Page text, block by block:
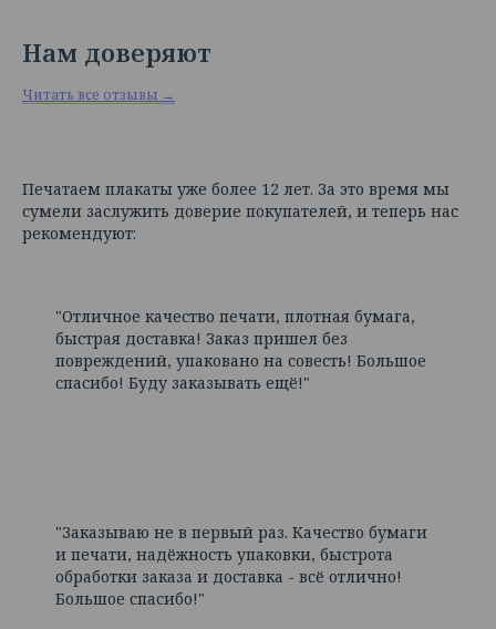
Нам доверяют
Читать все отзывы →
Печатаем плакаты уже более 12 лет. За это время мы
сумели заслужить доверие покупателей, и теперь нас
рекомендуют:
"Отличное качество печати, плотная бумага,
быстрая доставка! Заказ пришел без
повреждений, упаковано на совесть! Большое
спасибо! Буду заказывать ещё!"
"Заказываю не в первый раз. Качество бумаги
и печати, надёжность упаковки, быстрота
обработки заказа и доставка - всё отлично!
Большое спасибо!"